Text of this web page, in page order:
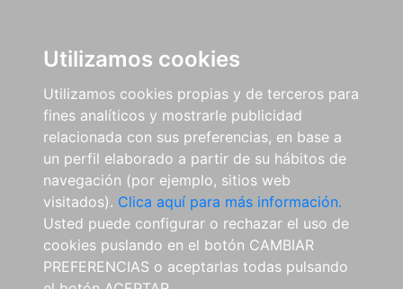
Utilizamos cookies
Utilizamos cookies propias y de terceros para
fines analíticos y mostrarle publicidad
relacionada con sus preferencias, en base a
un perfil elaborado a partir de su hábitos de
navegación (por ejemplo, sitios web
visitados). Clica aquí para más información.
Usted puede configurar o rechazar el uso de
cookies puslando en el botón CAMBIAR
PREFERENCIAS o aceptarlas todas pulsando